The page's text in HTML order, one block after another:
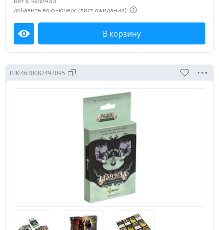
добавить во фьючерс (лист ожидания)
Посмотреть В корзину
ШК:4630082492095